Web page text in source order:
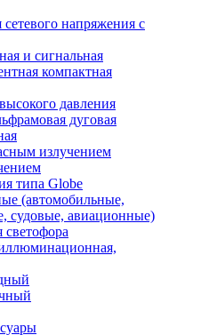
напряжения с
и сигнальная
компактная
давления
дуговая
излучением
типа Globe
(автомобильные,
судовые, авиационные)
светофора